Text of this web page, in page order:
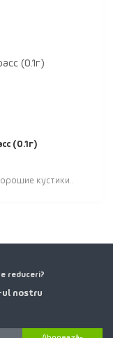
(0.1г)
кустики..
reduceri?
nostru